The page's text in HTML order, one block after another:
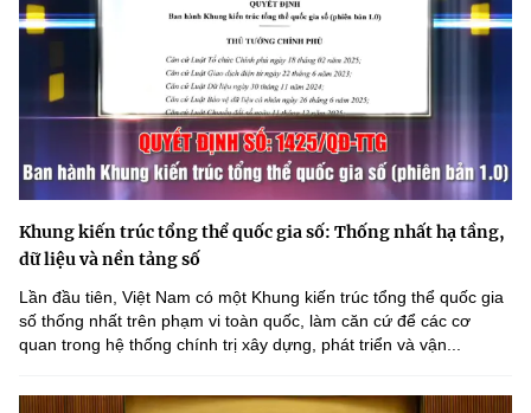
Khung kiến trúc tổng thể quốc gia số: Thống nhất hạ tầng,
dữ liệu và nền tảng số
Lần đầu tiên, Việt Nam có một Khung kiến trúc tổng thể quốc gia
số thống nhất trên phạm vi toàn quốc, làm căn cứ để các cơ
quan trong hệ thống chính trị xây dựng, phát triển và vận...